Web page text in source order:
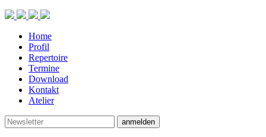
Home
Profil
Repertoire
Termine
Download
Kontakt
Atelier
anmelden